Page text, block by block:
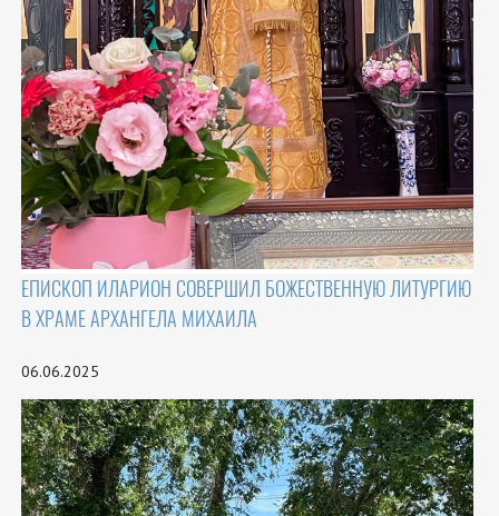
ЕПИСКОП ИЛАРИОН СОВЕРШИЛ БОЖЕСТВЕННУЮ ЛИТУРГИЮ
В ХРАМЕ АРХАНГЕЛА МИХАИЛА
06.06.2025